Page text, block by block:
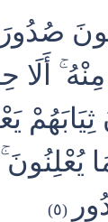
أَلَا
(٥)